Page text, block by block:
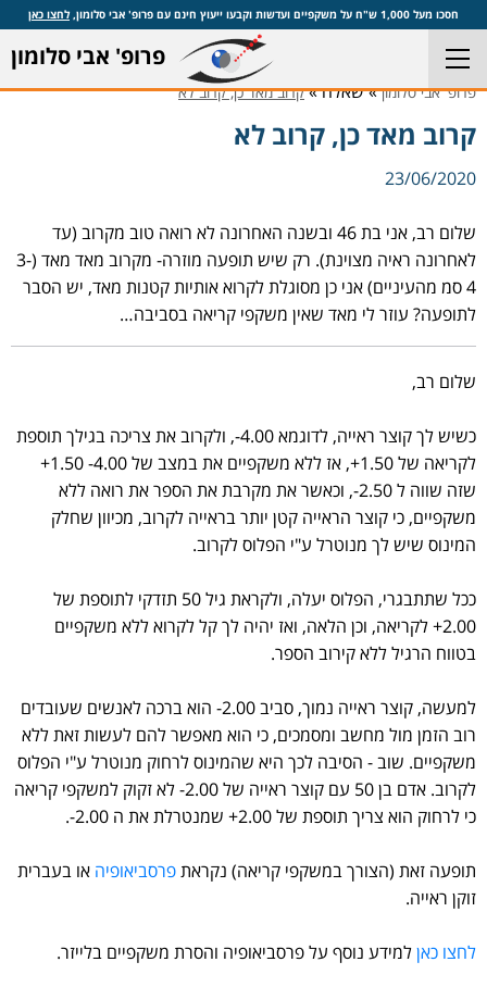
חסכו מעל 1,000 ש"ח על משקפיים ועדשות וקבעו ייעוץ חינם עם פרופ' אבי סלומון, לחצו כאן
פרופ' אבי סלומון
פרופ' אבי סלומון» שאלה »קרוב מאד כן, קרוב לא
קרוב מאד כן, קרוב לא
23/06/2020
שלום רב, אני בת 46 ובשנה האחרונה לא רואה טוב מקרוב (עד
לאחרונה ראיה מצוינת). רק שיש תופעה מוזרה- מקרוב מאד מאד (3-
4 סמ מהעיניים) אני כן מסוגלת לקרוא אותיות קטנות מאד, יש הסבר
לתופעה? עוזר לי מאד שאין משקפי קריאה בסביבה…
שלום רב,
כשיש לך קוצר ראייה, לדוגמא 4.00-, ולקרוב את צריכה בגילך תוספת
לקריאה של 1.50+, אז ללא משקפיים את במצב של 4.00- 1.50+
שזה שווה ל 2.50-, וכאשר את מקרבת את הספר את רואה ללא
משקפיים, כי קוצר הראייה קטן יותר בראייה לקרוב, מכיוון שחלק
המינוס שיש לך מנוטרל ע"י הפלוס לקרוב.
ככל שתתבגרי, הפלוס יעלה, ולקראת גיל 50 תזדקי לתוספת של
2.00+ לקריאה, וכן הלאה, ואז יהיה לך קל לקרוא ללא משקפיים
בטווח הרגיל ללא קירוב הספר.
למעשה, קוצר ראייה נמוך, סביב 2.00- הוא ברכה לאנשים שעובדים
רוב הזמן מול מחשב ומסמכים, כי הוא מאפשר להם לעשות זאת ללא
משקפיים. שוב - הסיבה לכך היא שהמינוס לרחוק מנוטרל ע"י הפלוס
לקרוב. אדם בן 50 עם קוצר ראייה של 2.00- לא זקוק למשקפי קריאה
כי לרחוק הוא צריך תוספת של 2.00+ שמנטרלת את ה 2.00-.
תופעה זאת (הצורך במשקפי קריאה) נקראתפרסביאופיה או בעברית
זוקן ראייה.
לחצו כאןלמידע נוסף על פרסביאופיה והסרת משקפיים בלייזר.